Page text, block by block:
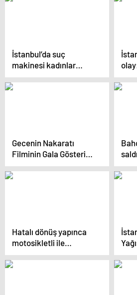
İstanbul’da suç
makinesi kadınlar
yakalandı!
Gecenin Nakaratı
Filminin Gala Gösterimi
Gerçekleşti
Hatalı dönüş yapınca
motosikletli ile
çarpıştı: 2 yaralı